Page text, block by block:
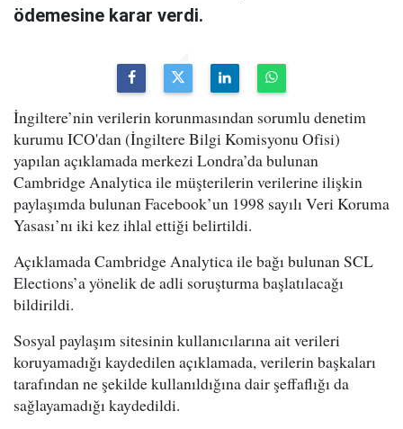
ödemesine karar verdi.
İngiltere’nin verilerin korunmasından sorumlu denetim
kurumu ICO'dan (İngiltere Bilgi Komisyonu Ofisi)
yapılan açıklamada merkezi Londra’da bulunan
Cambridge Analytica ile müşterilerin verilerine ilişkin
paylaşımda bulunan Facebook’un 1998 sayılı Veri Koruma
Yasası’nı iki kez ihlal ettiği belirtildi.
Açıklamada Cambridge Analytica ile bağı bulunan SCL
Elections’a yönelik de adli soruşturma başlatılacağı
bildirildi.
Sosyal paylaşım sitesinin kullanıcılarına ait verileri
koruyamadığı kaydedilen açıklamada, verilerin başkaları
tarafından ne şekilde kullanıldığına dair şeffaflığı da
sağlayamadığı kaydedildi.